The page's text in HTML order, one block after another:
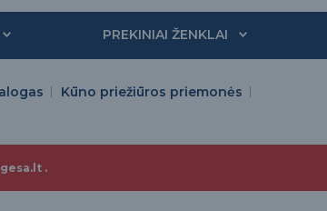
PREKINIAI ŽENKLAI
Kūno priežiūros priemonės
.